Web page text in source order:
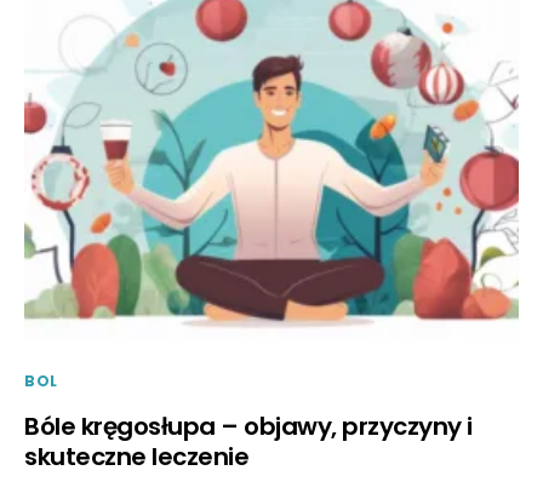
BOL
Bóle kręgosłupa – objawy, przyczyny i
skuteczne leczenie